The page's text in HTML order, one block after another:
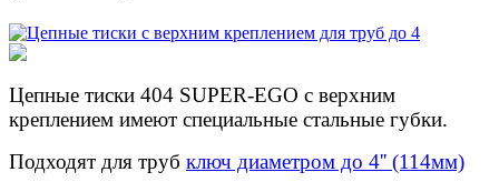
Цепные тиски 404 SUPER-EGO с верхним
креплением имеют специальные стальные губки.
Подходят для труб ключ диаметром до 4'' (114мм)